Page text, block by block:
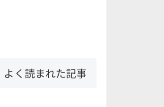
よく読まれた記事